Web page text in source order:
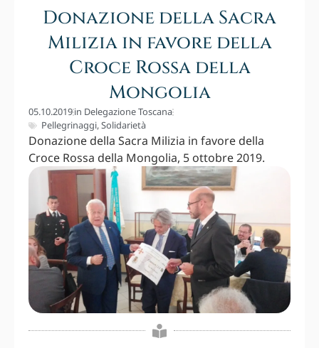
Donazione della Sacra
Milizia in favore della
Croce Rossa della
Mongolia
05.10.2019in Delegazione Toscana
Pellegrinaggi,Solidarietà
Donazione della Sacra Milizia in favore della
Croce Rossa della Mongolia, 5 ottobre 2019.